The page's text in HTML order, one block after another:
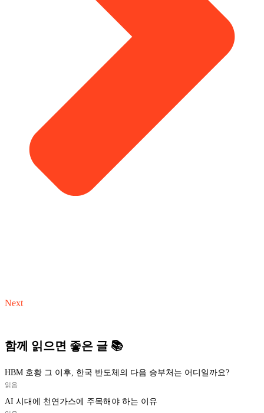
Next
함께 읽으면 좋은 글 📚
HBM 호황 그 이후, 한국 반도체의 다음 승부처는 어디일까요?
읽음
AI 시대에 천연가스에 주목해야 하는 이유